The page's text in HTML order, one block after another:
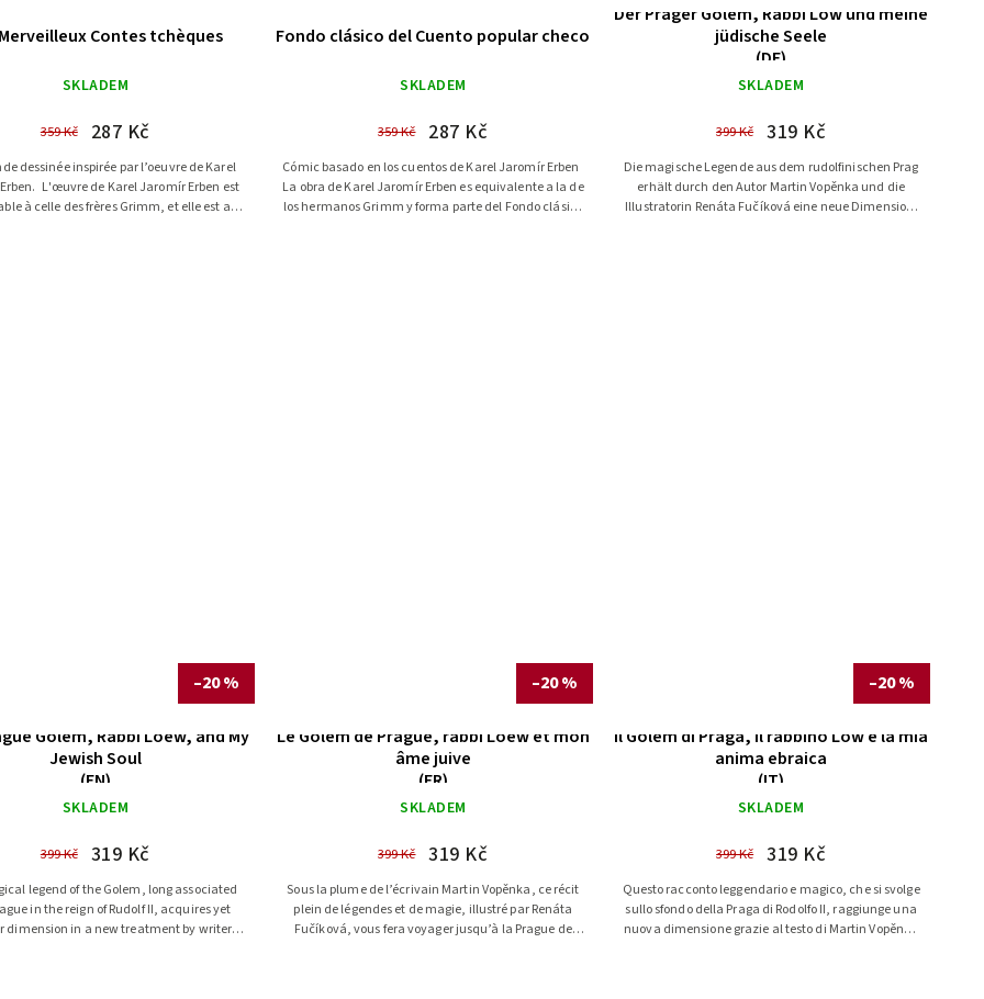
Contes tchèques
SKLADEM
359 Kč 287 Kč
dessinée inspirée par l’oeuvre de Karel
L'œuvre de Karel Jaromír Erben est
à celle des frères Grimm, et elle est au
Fondo clásico del Cuento popular checo
SKLADEM
359 Kč 287 Kč
Cómic basado en los cuentos de Karel Jaromír Erben
La obra de Karel Jaromír Erben es equivalente a la de
los hermanos Grimm y forma parte del Fondo clásico
Der Prager Golem, Rabbi Löw und meine
jüdische Seele
(DE)
SKLADEM
399 Kč 319 Kč
Die magische Legende aus dem rudolfinischen Prag
erhält durch den Autor Martin Vopěnka und die
Illustratorin Renáta Fučíková eine neue Dimension.
–20 %
Golem, Rabbi Loew, and My
Jewish Soul
(EN)
SKLADEM
399 Kč 319 Kč
legend of the Golem, long associated
in the reign of Rudolf II, acquires yet
dimension in a new treatment by writer
–20 %
Le Golem de Prague, rabbi Loew et mon
âme juive
(FR)
SKLADEM
399 Kč 319 Kč
Sous la plume de l’écrivain Martin Vopěnka, ce récit
plein de légendes et de magie, illustré par Renáta
Fučíková, vous fera voyager jusqu’à la Prague de
–20 %
Il Golem di Praga, il rabbino Löw e la mia
anima ebraica
(IT)
SKLADEM
399 Kč 319 Kč
Questo racconto leggendario e magico, che si svolge
sullo sfondo della Praga di Rodolfo II, raggiunge una
nuova dimensione grazie al testo di Martin Vopěnka